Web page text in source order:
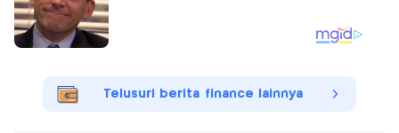
Telusuri berita finance lainnya